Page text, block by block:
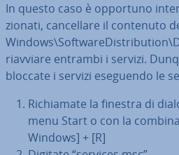
In questo caso è opportuno
zio­na­ti, can­cel­la­re il contenuto
riavviare entrambi i servizi.
bloccate i servizi eseguendo le
Ri­chia­ma­te la finestra di
menu Start o con la
Windows] + [R]